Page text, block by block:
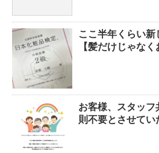
ここ半年くらい新
【髪だけじゃなく
お客様、スタッ
則不要とさせてい